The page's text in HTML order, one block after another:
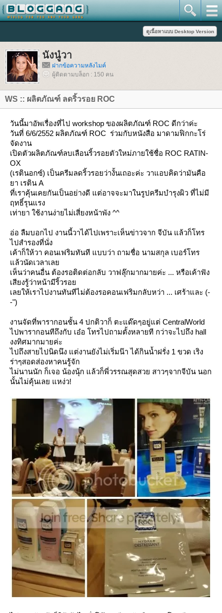
นังนู๋วา
ฝากข้อความหลังไมค์
ผู้ติดตามบล็อก : 150 คน
WS :: ผลิตภัณฑ์ ลดริ้วรอย ROC
วันนี้มาอัพเรื่องที่ไป workshop ของผลิตภัณฑ์ ROC ดีกว่าค่ะ
วันที่ 6/6/2552 ผลิตภัณฑ์ ROC ร่วมกับหนังสือ มาดามฟิกกะโร่
จัดงาน
เปิดตัวผลิตภัณฑ์ลบเลือนริ้วรอยตัวใหม่ภายใช้ชื่อ ROC RATIN-
OX
(เรตินอกซ์) เป็นครีมลดริ้วรอยว่างั้นเถอะค่ะ วาแอบคิดว่ามันคือ
า เรติน A
ที่เราคุ้นเคยกันเป็นอย่างดี แต่อาจจะมาในรูปครีมบำรุงผิว ที่ไม่มี
ฤทธิ์รุนแรง
เท่ายา ใช้งานง่ายไม่เสี่ยงหน้าพัง ^^
อ่อ ลืมบอกไป งานนี้วาได้ไปเพราะเห็นข่าวจาก จีบัน แล้วก็โทร
ไปสำรองที่นั่ง
เค้าก็ให้วา คอนเฟริมทันที แบบว่า ถามชื่อ นามสกุล เบอร์โทร
ล้วนัดเวลาเล
เห็นว่าคนอื่น ต้องรอติดต่อกลับ วาฟลุ๊กมากมายค่ะ ... หรือเค้าฟัง
เสียงรู้ว่าหน้ามีริ้วรอ
เลยให้เราไปงานทันทีไม่ต้องรอคอนเฟริมกลับหว่า ... เศร้าและ (-
-")
งานจัดที่พารากอนชั้น 4 ปกติวาก็ ตะแด๊ดๆอยู่แต่ CentralWorld
ไปพารากอนทีถึงกับ เอ๋อ โทรไปถามตั้งหลายที กว่าจะไปถึง hall
งงทิศมากมายค่ะ
ไปถึงสายไปนิดนึง แต่งานยังไม่เริ่มน๊า ได้กินน้ำฝรั่ง 1 ขวด เริง
ร่าๆสอดส่องหาคนรู้จัก
ไม่นานนัก ก็เจอ น้องนุ้ก แล้วก็พี่วรรณสุดสวย สาวๆจากจีบัน นอก
นั้นไม่คุ้นเลย แหง่ว!